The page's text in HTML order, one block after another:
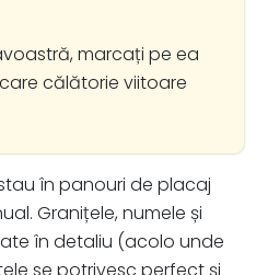
marcați pe ea
călătorie viitoare
în panouri de placaj
Granițele, numele și
în detaliu (acolo unde
se potrivesc perfect și